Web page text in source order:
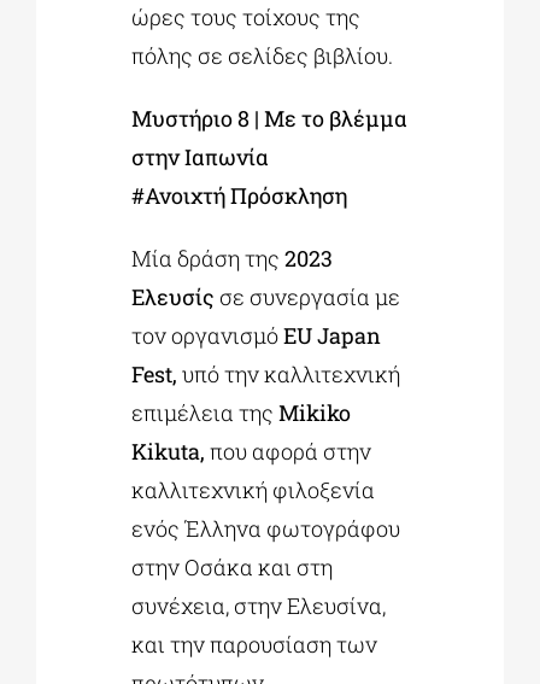
ώρες τους τοίχους της
πόλης σε σελίδες βιβλίου.
Μυστήριο 8 | Με το βλέμμα
στην Ιαπωνία
#Ανοιχτή Πρόσκληση
Μία δράση της2023
Ελευσίς σε συνεργασία με
τον οργανισμόEU Japan
Fest,υπό την καλλιτεχνική
επιμέλεια τηςMikiko
Kikuta,που αφορά στην
καλλιτεχνική φιλοξενία
ενός Έλληνα φωτογράφου
στην Οσάκα και στη
συνέχεια, στην Ελευσίνα,
και την παρουσίαση των